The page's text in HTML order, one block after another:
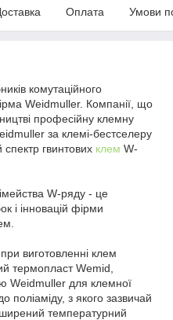
Оплата Умови
комутаційного
Weidmuller. Компанії, що
професійну клемну
за клемі-бестселеру
гвинтових клем W-
W-ряду - це
і інновацій фірми
виготовленні клем
термопласт Wemid,
Weidmuller для клемної
поліаміду, з якого зазвичай
температурний